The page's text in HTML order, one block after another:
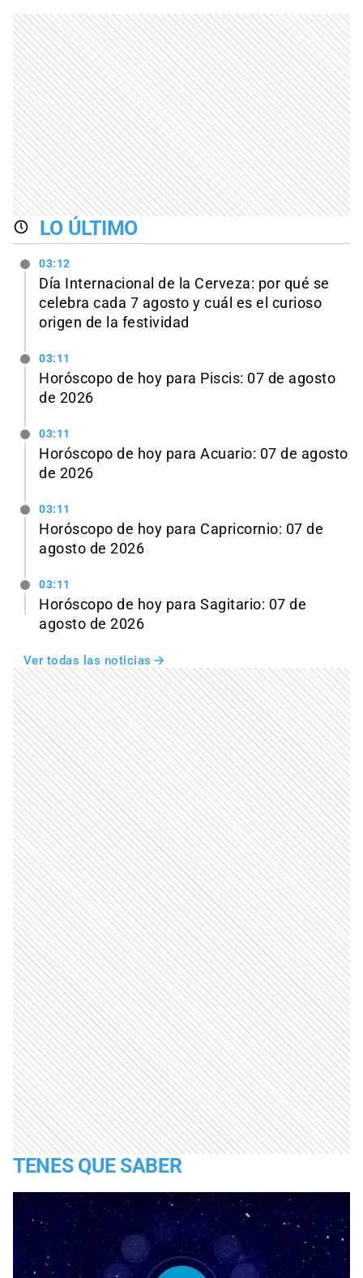
LO ÚLTIMO
03:12
Día Internacional de la Cerveza: por qué se
celebra cada 7 agosto y cuál es el curioso
origen de la festividad
03:11
Horóscopo de hoy para Piscis: 07 de agosto
de 2026
03:11
Horóscopo de hoy para Acuario: 07 de agosto
de 2026
03:11
Horóscopo de hoy para Capricornio: 07 de
agosto de 2026
03:11
Horóscopo de hoy para Sagitario: 07 de
agosto de 2026
Ver todas las noticias
TENES QUE SABER